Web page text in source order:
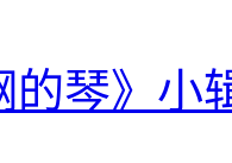
的琴》小